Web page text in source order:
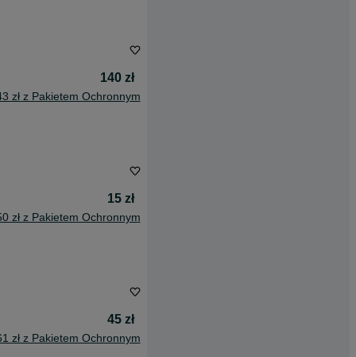
140 zł
zł z Pakietem Ochronnym
15 zł
zł z Pakietem Ochronnym
45 zł
zł z Pakietem Ochronnym